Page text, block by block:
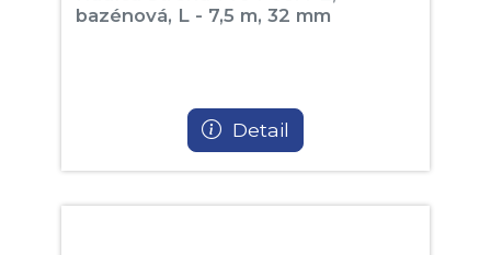
bazénová, L - 7,5 m, 32 mm
Detail